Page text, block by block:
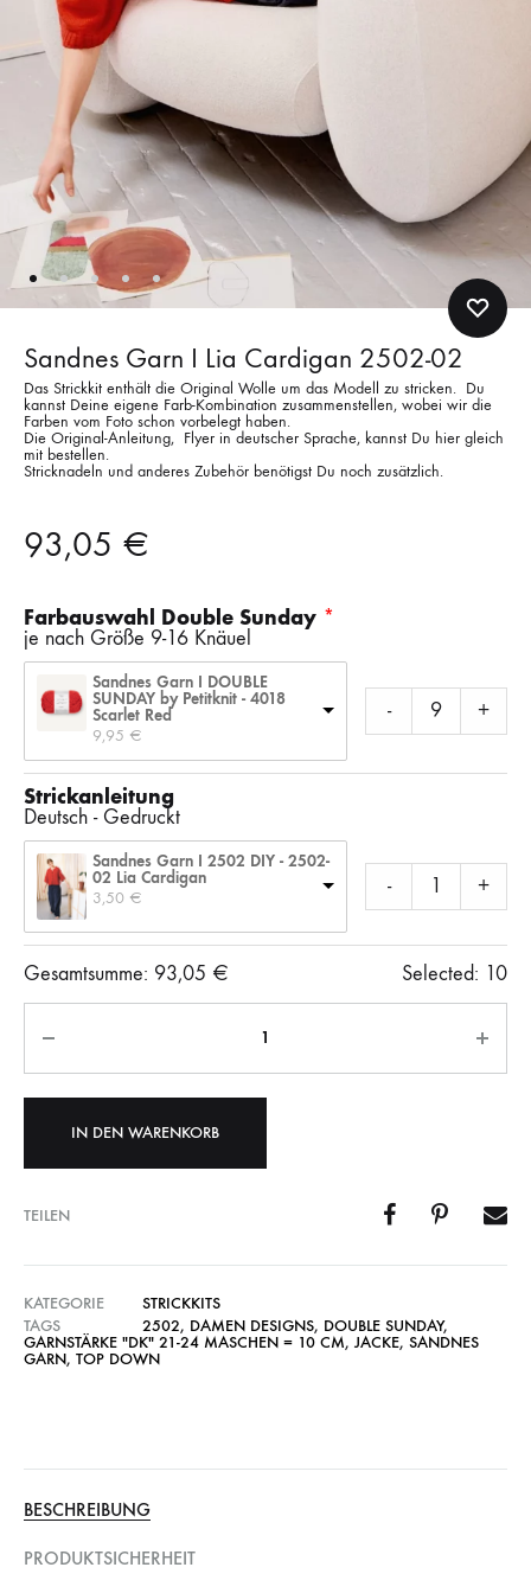
Sandnes Garn I Lia Cardigan 2502-02
Das Strickkit enthält die Original Wolle um das Modell zu stricken. Du
kannst Deine eigene Farb-Kombination zusammenstellen, wobei wir die
Farben vom Foto schon vorbelegt haben.
Die Original-Anleitung, Flyer in deutscher Sprache, kannst Du hier gleich
mit bestellen.
Stricknadeln und anderes Zubehör benötigst Du noch zusätzlich.
93,05 €
Farbauswahl Double Sunday
je nach Größe 9-16 Knäuel
Sandnes Garn I DOUBLE
SUNDAY by Petitknit - 4018
Scarlet Red
9,95 €
- +
Strickanleitung
Deutsch - Gedruckt
Sandnes Garn I 2502 DIY - 2502-
02 Lia Cardigan
3,50 € - +
Gesamtsumme: 93,05 € Selected: 10
Anzahl
IN DEN WARENKORB
TEILEN
KATEGORIE
STRICKKITS
TAGS
2502, DAMEN DESIGNS, DOUBLE SUNDAY,
GARNSTÄRKE "DK" 21-24 MASCHEN = 10 CM, JACKE, SANDNES
GARN, TOP DOWN
BESCHREIBUNG
PRODUKTSICHERHEIT